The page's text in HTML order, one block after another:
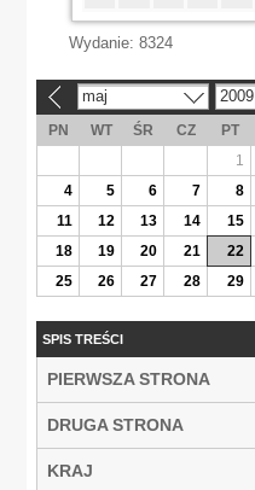
Wydanie: 8324
maj 2009
PN WT ŚR CZ PT
1
4
5 6 7 8
11
12 13 14 15
18
19 20 21 22
25
26 27 28 29
SPIS TREŚCI
PIERWSZA STRONA
DRUGA STRONA
KRAJ